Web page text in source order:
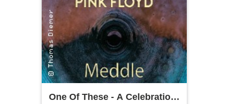
One Of These - A Celebration